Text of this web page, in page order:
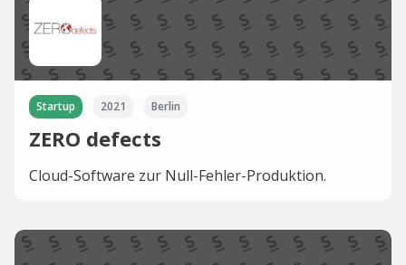
Startup 2021 Berlin
ZERO defects
Cloud-Software zur Null-Fehler-Produktion.